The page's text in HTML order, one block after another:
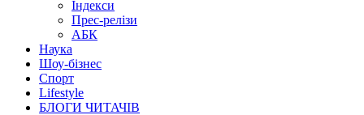
Індекси
Прес-релізи
АБК
Наука
Шоу-бізнес
Спорт
Lifestyle
БЛОГИ ЧИТАЧІВ